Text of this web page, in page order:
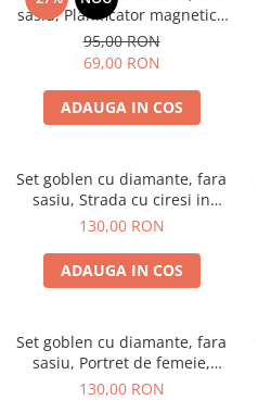
sasiu, Planificator magnetic -
Floarea soarelui, 32x40 cm
95,00 RON
69,00 RON
ADAUGA IN COS
Set goblen cu diamante, fara
sasiu, Strada cu ciresi in
Tokyo, 40x50 cm
130,00 RON
ADAUGA IN COS
Set goblen cu diamante, fara
sasiu, Portret de femeie,
40x50 cm
130,00 RON